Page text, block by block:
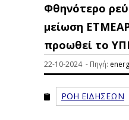
Φθηνότερο
μείωση
προωθεί το
22-10-2024 - Πηγή:
ΡΟΗ ΕΙΔΗΣΕΩΝ